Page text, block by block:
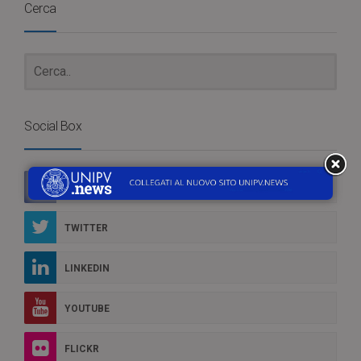
Cerca
Social Box
FACEBOOK
TWITTER
LINKEDIN
YOUTUBE
FLICKR